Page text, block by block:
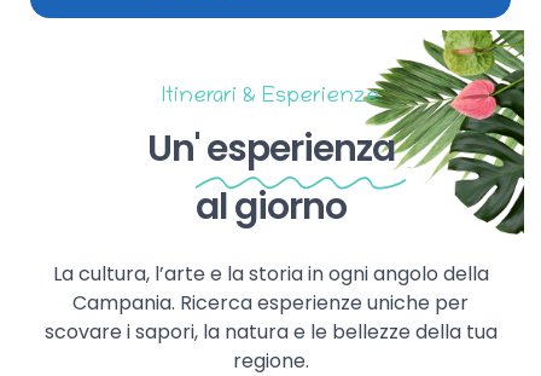
Itinerari & Esperienze
Un'esperienza
al giorno
La cultura, l’arte e la storia in ogni angolo della
Campania. Ricerca esperienze uniche per
scovare i sapori, la natura e le bellezze della tua
regione.